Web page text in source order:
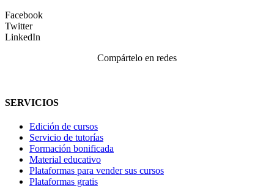
Facebook
Twitter
LinkedIn
Compártelo en redes
SERVICIOS
Edición de cursos
Servicio de tutorías
Formación bonificada
Material educativo
Plataformas para vender sus cursos
Plataformas gratis